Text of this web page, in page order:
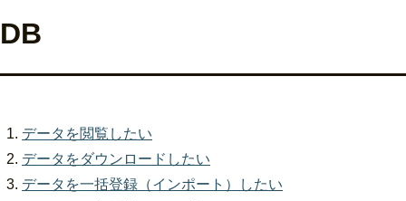
DB
データを閲覧したい
データをダウンロードしたい
データを一括登録（インポート）したい